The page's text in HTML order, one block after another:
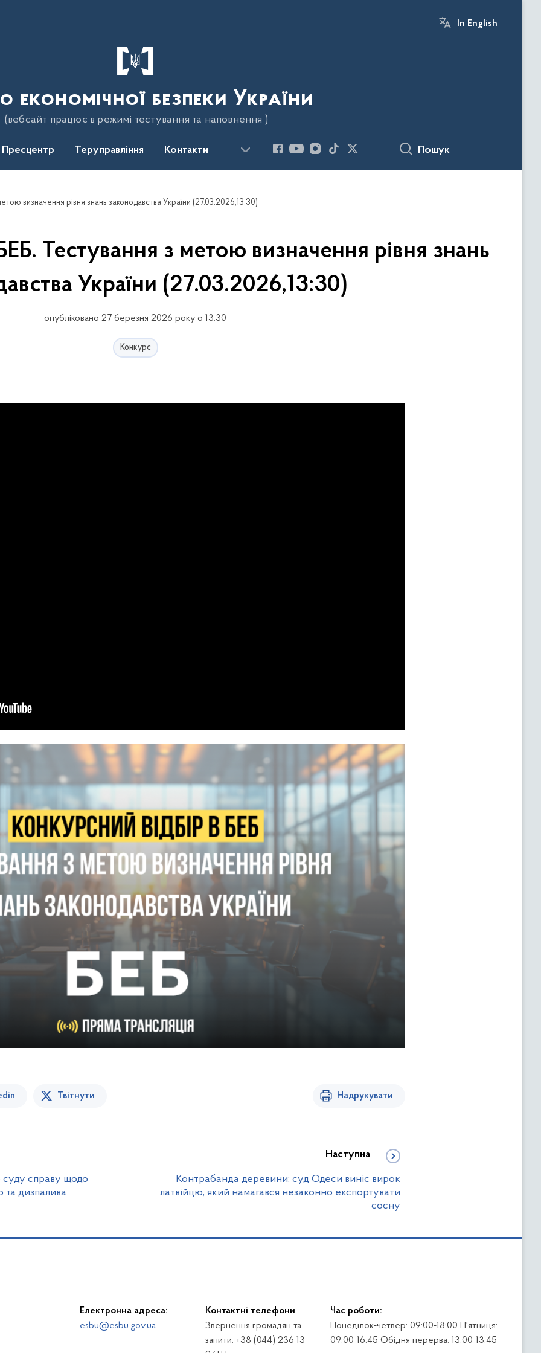
In English
економічної безпеки України
(вебсайт працює в режимі тестування та наповнення )
Пресцентр Теруправління Контакти Пошук
визначення рівня знань законодавства України (27.03.2026,13:30)
Тестування з метою визначення рівня знань
України (27.03.2026,13:30)
опубліковано 27 березня 2026 року о 13:30
Конкурс
Твітнути Надрукувати
суду справу щодо
та дизпалива
Наступна
Контрабанда деревини: суд Одеси виніс вирок
латвійцю, який намагався незаконно експортувати
сосну
Електронна адреса:
esbu@esbu.gov.ua
Контактні телефони
Звернення громадян та
запити: +38 (044) 236 13
Час роботи:
Понеділок-четвер: 09:00-18:00 П'ятниця:
09:00-16:45 Обідня перерва: 13:00-13:45